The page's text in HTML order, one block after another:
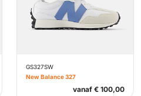
GS327SW
New Balance 327
vanaf € 100,00